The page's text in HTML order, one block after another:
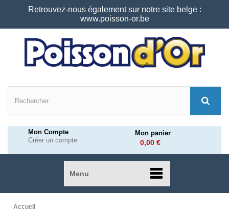
Retrouvez-nous également sur notre site belge :
www.poisson-or.be
Mon Compte
Créer un compte
Mon panier
0,00 €
Menu
Accueil